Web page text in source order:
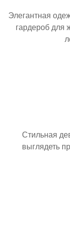
Элегантная
гардероб для
Стильная
выглядеть